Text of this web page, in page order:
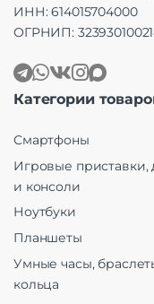
ИНН: 614015704000
ОГРНИП:
Категории
Смартфоны
Игровые приставки,
и консоли
Ноутбуки
Планшеты
Умные часы,
кольца